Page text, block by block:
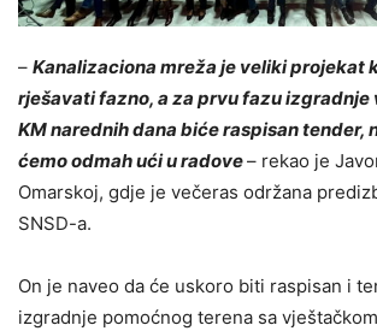
– Kanalizaciona mreža je veliki projekat
rješavati fazno, a za prvu fazu izgradnje
KM narednih dana biće raspisan tender,
ćemo odmah ući u radove– rekao je
Omarskoj, gdje je večeras održana
SNSD-a.
On je naveo da će uskoro biti raspisan i
izgradnje pomoćnog terena sa